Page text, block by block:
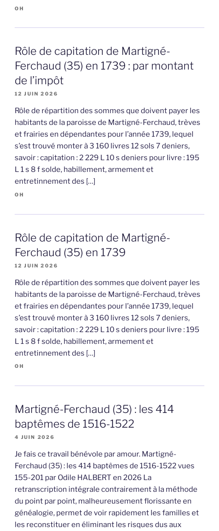
OH
Rôle de capitation de Martigné-
Ferchaud (35) en 1739 : par montant
de l’impôt
12 JUIN 2026
Rôle de répartition des sommes que doivent payer les
habitants de la paroisse de Martigné-Ferchaud, trèves
et frairies en dépendantes pour l’année 1739, lequel
s’est trouvé monter à 3 160 livres 12 sols 7 deniers,
savoir : capitation : 2 229 L 10 s deniers pour livre : 195
L 1 s 8 f solde, habillement, armement et
entretinnement des […]
OH
Rôle de capitation de Martigné-
Ferchaud (35) en 1739
12 JUIN 2026
Rôle de répartition des sommes que doivent payer les
habitants de la paroisse de Martigné-Ferchaud, trèves
et frairies en dépendantes pour l’année 1739, lequel
s’est trouvé monter à 3 160 livres 12 sols 7 deniers,
savoir : capitation : 2 229 L 10 s deniers pour livre : 195
L 1 s 8 f solde, habillement, armement et
entretinnement des […]
OH
Martigné-Ferchaud (35) : les 414
baptêmes de 1516-1522
4 JUIN 2026
Je fais ce travail bénévole par amour. Martigné-
Ferchaud (35) : les 414 baptêmes de 1516-1522 vues
155-201 par Odile HALBERT en 2026 La
retranscription intégrale contrairement à la méthode
du point par point, malheureusement florissante en
généalogie, permet de voir rapidement les familles et
les reconstituer en éliminant les risques dus aux